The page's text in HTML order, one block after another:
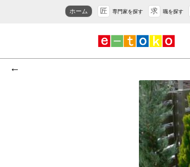
ホーム 匠 専門家を探す 求 職を探す
←